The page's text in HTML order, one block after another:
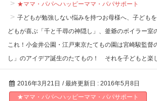
★ママ・パパへハッピーママ・パパサポート
子どもが勉強しない悩みを持つお母様へ、子ども
どもが喜ぶ「千と千尋の神隠し」、釜爺のボイラー室
これ！小金井公園・江戸東京たてもの園は宮崎駿監督
し」のアイデア誕生のたてもの！ それを子どもと楽
2016年3月21日 / 最終更新日 : 2016年5月8日
★ママ・パパへハッピーママ・パパサポート